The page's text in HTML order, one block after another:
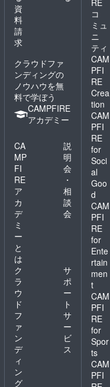
資
料
請
求
クラウドファ
ンディングの
ノウハウを無
料で学ぼう
CAMPFIRE
アカデミー
CA
MP
FI
RE
ア
カ
デ
ミ
ー
と
は
説
明
会
・
相
談
会
ク
ラ
ウ
ド
フ
ァ
ン
デ
ィ
ン
グ
サ
ポ
ー
ト
サ
ー
ビ
ス
RE
コ
ミュ
ニ
ティ
CAM
PFI
RE
Crea
tion
CAM
PFI
RE
for
Soci
al
Goo
d
CAM
PFI
RE
for
Ente
rtain
men
t
CAM
PFI
RE
for
Spor
ts
CAM
PFI